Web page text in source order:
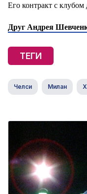
Его контракт с клубом
Друг Андрея
ТЕГИ
Челси Милан